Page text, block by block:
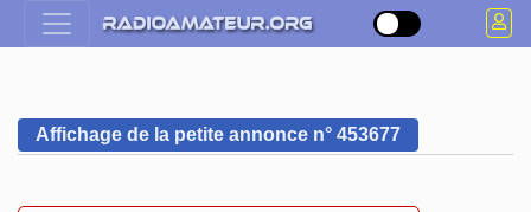
Affichage de la petite annonce n° 453677